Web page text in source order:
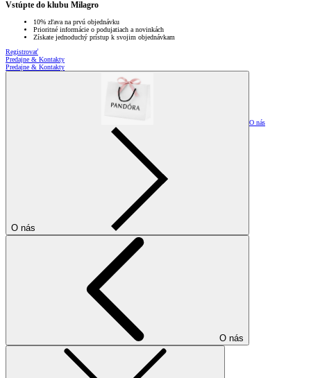
Vstúpte do klubu Milagro
10% zľava na prvú objednávku
Prioritné informácie o podujatiach a novinkách
Získate jednoduchý prístup k svojim objednávkam
Registrovať
Predajne & Kontakty
Predajne & Kontakty
O nás
O nás
O nás